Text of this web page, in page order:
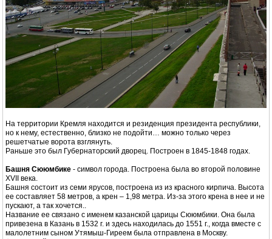
На территории Кремля находится и резиденция президента республики,
но к нему, естественно, близко не подойти… можно только через
решетчатые ворота взглянуть.
Раньше это был Губернаторский дворец. Построен в 1845-1848 годах.
Башня Сююмбике - символ города. Построена была во второй половине
XVII века.
Башня состоит из семи ярусов, построена из из красного кирпича. Высота
ее составляет 58 метров, а крен – 1,98 метра. Из-за этого крена в нее и не
пускают, а так хочется..
Название ее связано с именем казанской царицы Сююмбики. Она была
привезена в Казань в 1532 г. и здесь находилась до 1551 г., когда вместе с
малолетним сыном Утямыш-Гиреем была отправлена в Москву.